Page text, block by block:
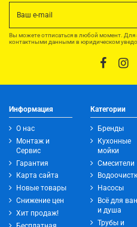
Вы можете отписаться в любой момент. Для
контактными данными в юридическом
Информация
О нас
Монтаж и
Сервис
Гарантия
Карта сайта
Новые товары
Снижение цен
Хит продаж!
Категории
Бренды
Кухонные
мойки
Смесители
Насосы
Всё для
и душа
Трубы и